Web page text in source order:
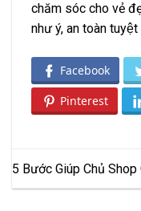
chăm sóc cho vẻ
như ý, an toàn tuyệt
Facebook
Pinterest
5 Bước Giúp Chủ Shop
Ship Hàng Đi Tỉnh Dễ